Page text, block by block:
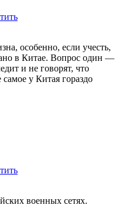
особенно, если учесть,
в Китае. Вопрос один —
и не говорят, что
у Китая гораздо
военных сетях.